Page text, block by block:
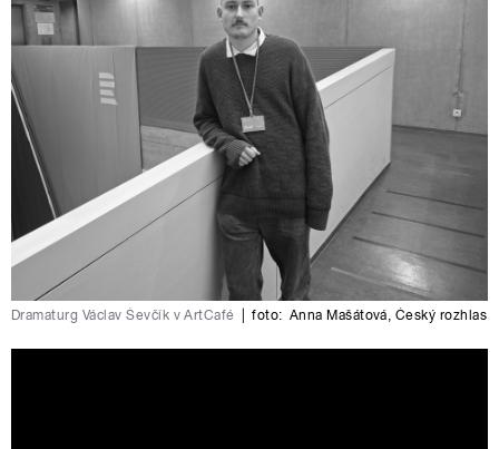
Dramaturg Václav Ševčík v ArtCafé foto: Anna Mašátová, Český rozhlas